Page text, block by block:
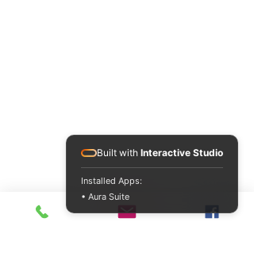
Built with Interactive Studio
Installed Apps:
• Aura Suite